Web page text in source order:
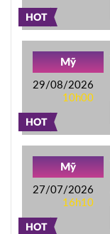
HOT
HOT
Mỹ
29/08/2026
10h00
HOT
Mỹ
27/07/2026
16h10